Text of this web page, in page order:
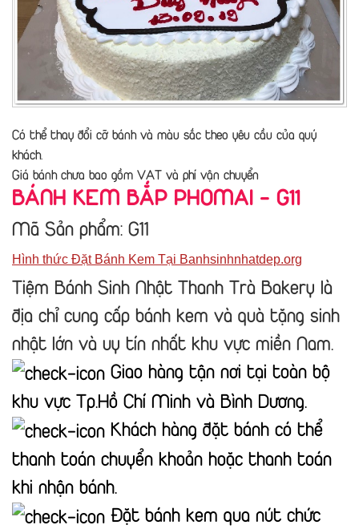
Có thể thay đổi cỡ bánh và màu sắc theo yêu cầu của quý
khách.
Giá bánh chưa bao gồm VAT và phí vận chuyển
BÁNH KEM BẮP PHOMAI - G11
Mã Sản phẩm: G11
Hình thức Đặt Bánh Kem Tại Banhsinhnhatdep.org
Tiệm Bánh Sinh Nhật Thanh Trà Bakery là
địa chỉ cung cấp bánh kem và quà tặng sinh
nhật lớn và uy tín nhất khu vực miền Nam.
Giao hàng tận nơi tại toàn bộ
khu vực Tp.Hồ Chí Minh và Bình Dương.
Khách hàng đặt bánh có thể
thanh toán chuyển khoản hoặc thanh toán
khi nhận bánh.
Đặt bánh kem qua nút chức